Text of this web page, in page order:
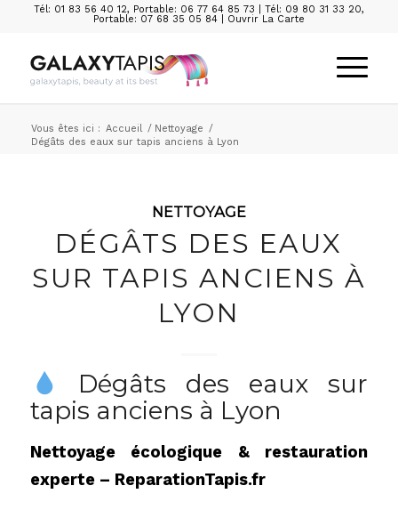
Tél: 01 83 56 40 12, Portable: 06 77 64 85 73 Tél: 09 80 31 33 20,
Portable: 07 68 35 05 84| Ouvrir La Carte
Vous êtes ici : Accueil / Nettoyage /
Dégâts des eaux sur tapis anciens à Lyon
NETTOYAGE
DÉGÂTS DES EAUX
SUR TAPIS ANCIENS À
LYON
Dégâts des eaux sur
tapis anciens à Lyon
Nettoyage écologique & restauration
experte – ReparationTapis.fr